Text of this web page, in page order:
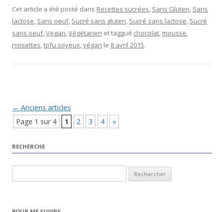
Cet article a été posté dans Recettes sucrées, Sans Gluten, Sans
lactose, Sans oeuf, Sucré sans gluten, Sucré sans lactose, Sucré
sans oeuf,Vegan,Végétarien et taggué chocolat, mousse,
noisettes,tofu soyeux,végan le 8 avril 2015.
Navigation Article
← Anciens articles
Page 1 sur 4
1 2 3 4 »
RECHERCHE